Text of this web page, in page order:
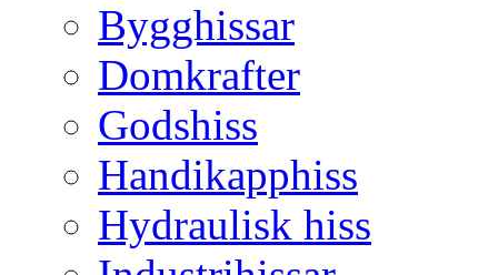
Bygghissar
Domkrafter
Godshiss
Handikapphiss
Hydraulisk hiss